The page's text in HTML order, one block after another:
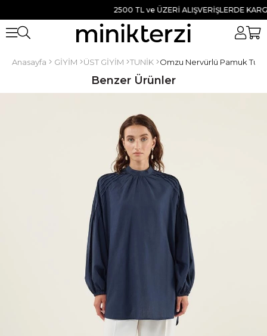
2500 TL ve ÜZERİ ALIŞVERİŞLERDE KARGO
Anasayfa GİYİM ÜST GİYİM TUNİK Omzu Nervürlü Pamuk
Benzer Ürünler